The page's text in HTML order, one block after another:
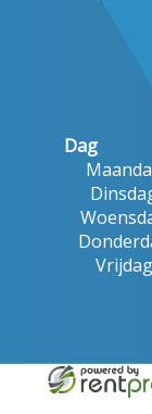
Dag
Vrijdag